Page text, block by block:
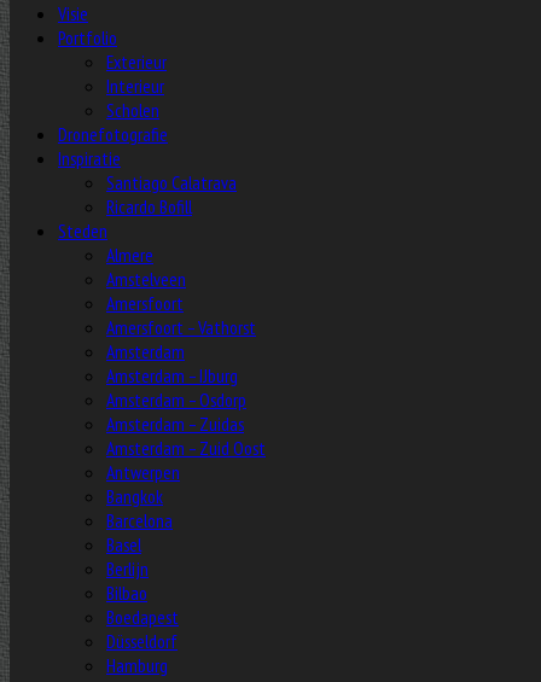
Visie
Portfolio
Exterieur
Interieur
Scholen
Dronefotografie
Inspiratie
Santiago Calatrava
Ricardo Bofill
Steden
Almere
Amstelveen
Amersfoort
Amersfoort – Vathorst
Amsterdam
Amsterdam – IJburg
Amsterdam – Osdorp
Amsterdam – Zuidas
Amsterdam – Zuid Oost
Antwerpen
Bangkok
Barcelona
Basel
Berlijn
Bilbao
Boedapest
Düsseldorf
Hamburg